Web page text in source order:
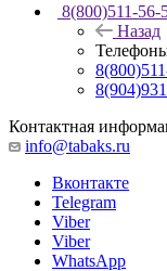
8(800)511-56-
Назад
Контактная
info@tabaks.ru
Вконтакте
Telegram
Viber
Viber
WhatsApp